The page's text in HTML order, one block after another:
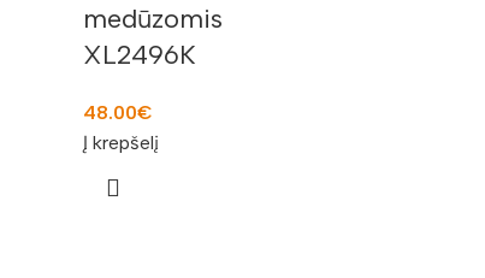
medūzomis
XL2496K
48.00€
Į krepšelį